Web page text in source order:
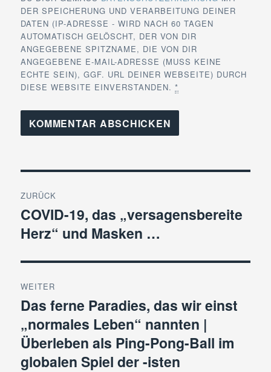
DER SPEICHERUNG UND VERARBEITUNG DEINER
DATEN (IP-ADRESSE - WIRD NACH 60 TAGEN
AUTOMATISCH GELÖSCHT, DER VON DIR
ANGEGEBENE SPITZNAME, DIE VON DIR
ANGEGEBENE E-MAIL-ADRESSE (MUSS KEINE
ECHTE SEIN), GGF. URL DEINER WEBSEITE) DURCH
DIESE WEBSITE EINVERSTANDEN.*
ZURÜCK
Vorheriger
Beitrag:
COVID-19, das „versagensbereite
Herz“ und Masken …
WEITER
Nächster
Beitrag:
Das ferne Paradies, das wir einst
„normales Leben“ nannten |
Überleben als Ping-Pong-Ball im
globalen Spiel der -isten